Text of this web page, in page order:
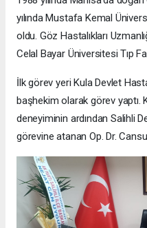
yılında Mustafa Kemal
oldu. Göz Hastalıkları
Celal Bayar Üniversitesi Tıp
İlk görev yeri Kula Devlet
başhekim olarak görev yaptı.
deneyiminin ardından Salihli
görevine atanan Op. Dr.